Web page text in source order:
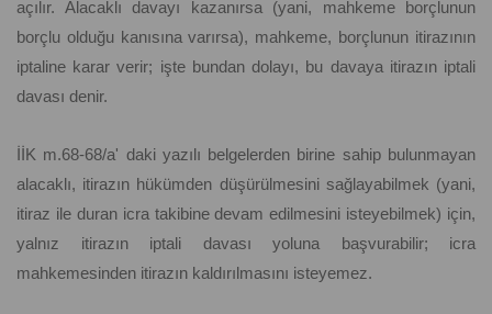
açılır. Alacaklı davayı kazanırsa (yani, mahkeme borçlunun
borçlu olduğu kanısına varırsa), mahkeme, borçlunun itirazının
iptaline karar verir; işte bundan dolayı, bu davaya itirazın iptali
davası denir.
İİK m.68-68/a' daki yazılı belgelerden birine sahip bulunmayan
alacaklı, itirazın hükümden düşürülmesini sağlayabilmek (yani,
itiraz ile duran icra takibine devam edilmesini isteyebilmek) için,
yalnız itirazın iptali davası yoluna başvurabilir; icra
mahkemesinden itirazın kaldırılmasını isteyemez.